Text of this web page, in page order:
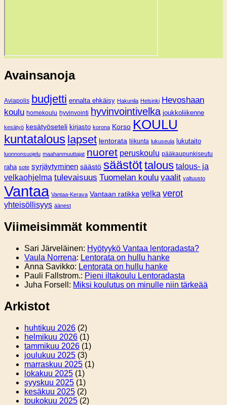
Avainsanoja
Aviapolis budjetti ennalta ehkäisy Hakunila Helsinki Hevoshaan
koulu homekoulu hyvinvointi hyvinvointivelka joukkoliikenne
kesätyö kesätyöseteli kirjasto korona Korso KOULU
kuntatalous lapset lentorata liikunta lukuseula lukutaito
luonnonsuojelu maahanmuuttajat nuoret peruskoulu pääkaupunkiseutu
raha sote syrjäytyminen säästö säästöttalous talous- ja
velkaohjelma tulevaisuus Tuomelan koulu vaalit valtuusto
Vantaa Vantaa-Kerava Vantaan ratikka velka verot
yhteisöllisyys äänest
Viimeisimmät kommentit
Sari Järveläinen: Hyötyykö Vantaa lentoradasta?
Vaula Norrena: Lentorata on hullu hanke
Anna Savikko: Lentorata on hullu hanke
Pauli Fallstrom.: Pieni iltakoulu Lentoradasta
Juha Forsell : Miksi koulutus on minulle niin tärkeää
Arkistot
huhtikuu 2026 (2)
helmikuu 2026 (1)
tammikuu 2026 (1)
joulukuu 2025 (3)
marraskuu 2025 (1)
lokakuu 2025 (1)
syyskuu 2025 (1)
kesäkuu 2025 (2)
toukokuu 2025 (2)